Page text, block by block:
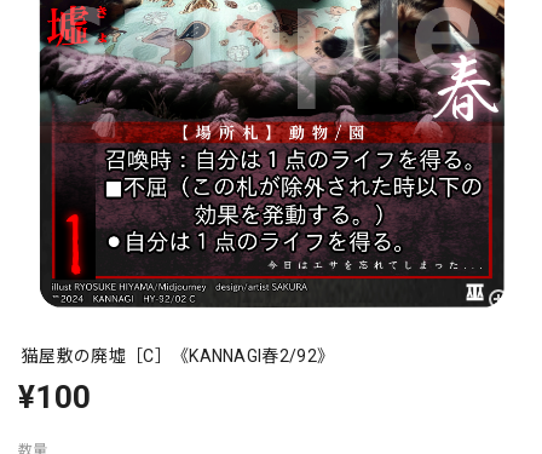
猫屋敷の廃墟［C］《KANNAGI春2/92》
¥100
数量